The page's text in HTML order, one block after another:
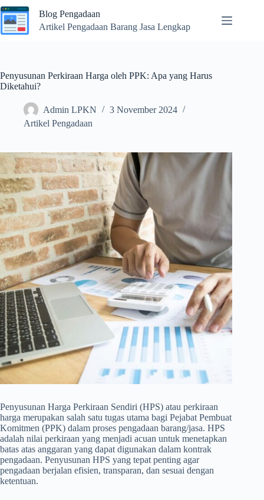
Skip
to
content
Blog Pengadaan
Artikel Pengadaan Barang Jasa Lengkap
Penyusunan Perkiraan Harga oleh PPK: Apa yang Harus
Diketahui?
Admin LPKN
3 November 2024
Artikel Pengadaan
Penyusunan Harga Perkiraan Sendiri (HPS) atau perkiraan
harga merupakan salah satu tugas utama bagi Pejabat Pembuat
Komitmen (PPK) dalam proses pengadaan barang/jasa. HPS
adalah nilai perkiraan yang menjadi acuan untuk menetapkan
batas atas anggaran yang dapat digunakan dalam kontrak
pengadaan. Penyusunan HPS yang tepat penting agar
pengadaan berjalan efisien, transparan, dan sesuai dengan
ketentuan.